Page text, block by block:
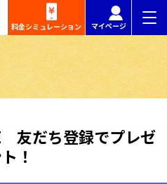
料金シミュレーション マイページ
友だち登録でプレゼ
！